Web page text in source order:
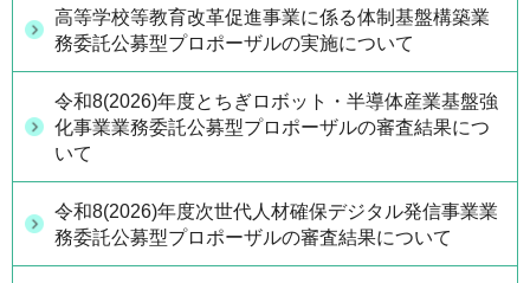
高等学校等教育改革促進事業に係る体制基盤構築業
務委託公募型プロポーザルの実施について
令和8(2026)年度とちぎロボット・半導体産業基盤強
化事業業務委託公募型プロポーザルの審査結果につ
いて
令和8(2026)年度次世代人材確保デジタル発信事業業
務委託公募型プロポーザルの審査結果について